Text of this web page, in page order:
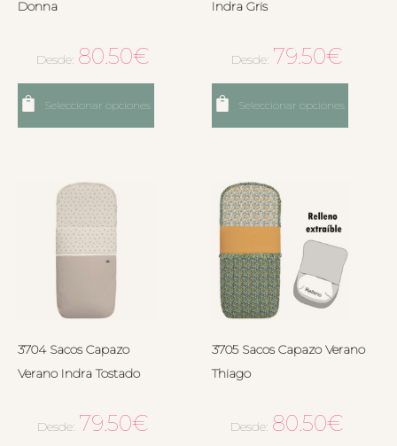
Donna
Desde: 80.50€
Seleccionar opciones
Indra Gris
Desde: 79.50€
Seleccionar opciones
3704 Sacos Capazo
Verano Indra Tostado
Desde: 79.50€
3705 Sacos Capazo Verano
Thiago
Desde: 80.50€